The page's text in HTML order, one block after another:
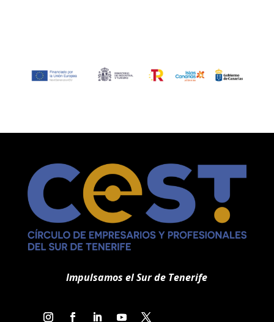
Impulsamos el Sur de Tenerife